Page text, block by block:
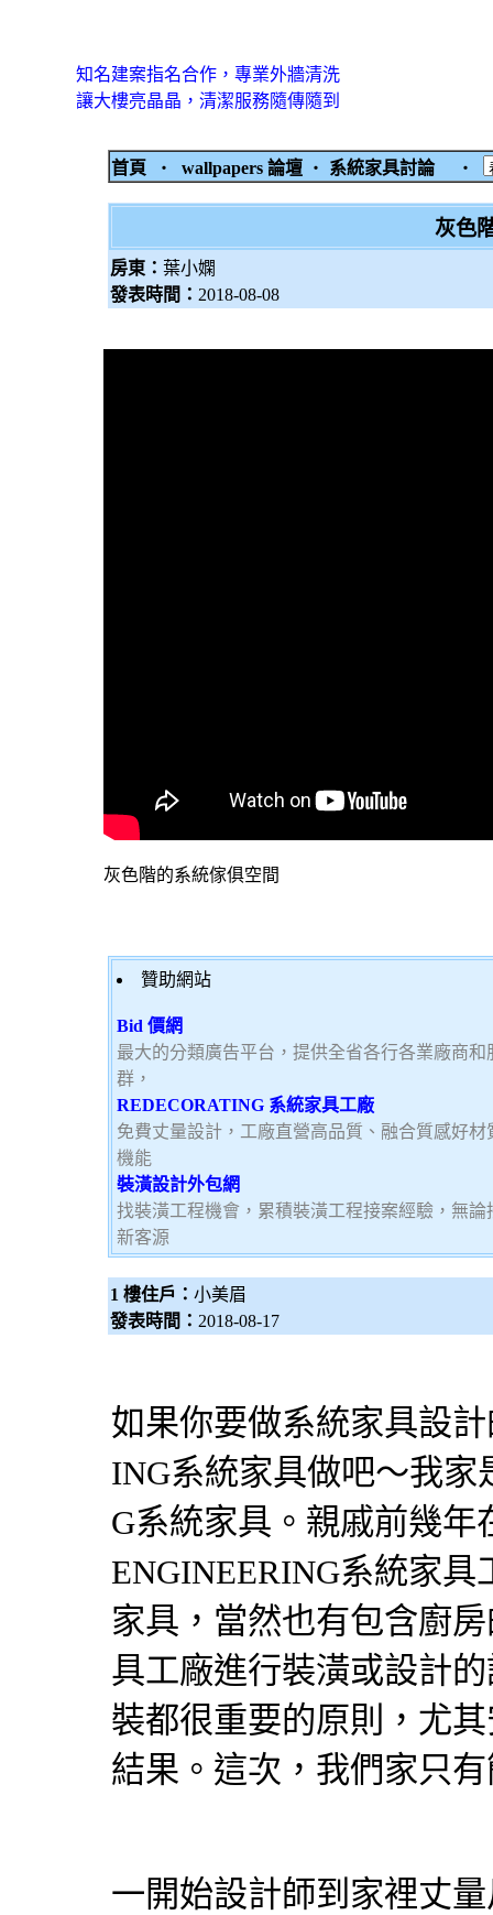
知名建案指名合作，專業外牆清洗
讓大樓亮晶晶，清潔服務隨傳隨到
首頁 ‧ wallpapers 論壇 ‧ 系統家具討論 ‧
灰色
房東： 葉小嫻
發表時間： 2018-08-08
灰色階的系統傢俱空間
贊助網站
Bid 價網
最大的分類廣告平台，提供全省各行各業廠商
群，
REDECORATING 系統家具工廠
免費丈量設計，工廠直營高品質、融合質感好
機能
裝潢設計外包網
找裝潢工程機會，累積裝潢工程接案經驗，無
新客源
1 樓住戶： 小美眉
發表時間： 2018-08-17
如果你要做系統家具設
ING系統家具做吧～我家
G系統家具 。親戚前幾
ENGINEERING系統家具
家具 ，當然也有包含廚
具工廠進行裝潢或設計
裝都很重要的原則，尤
結果。這次，我們家只
一開始設計師到家裡丈